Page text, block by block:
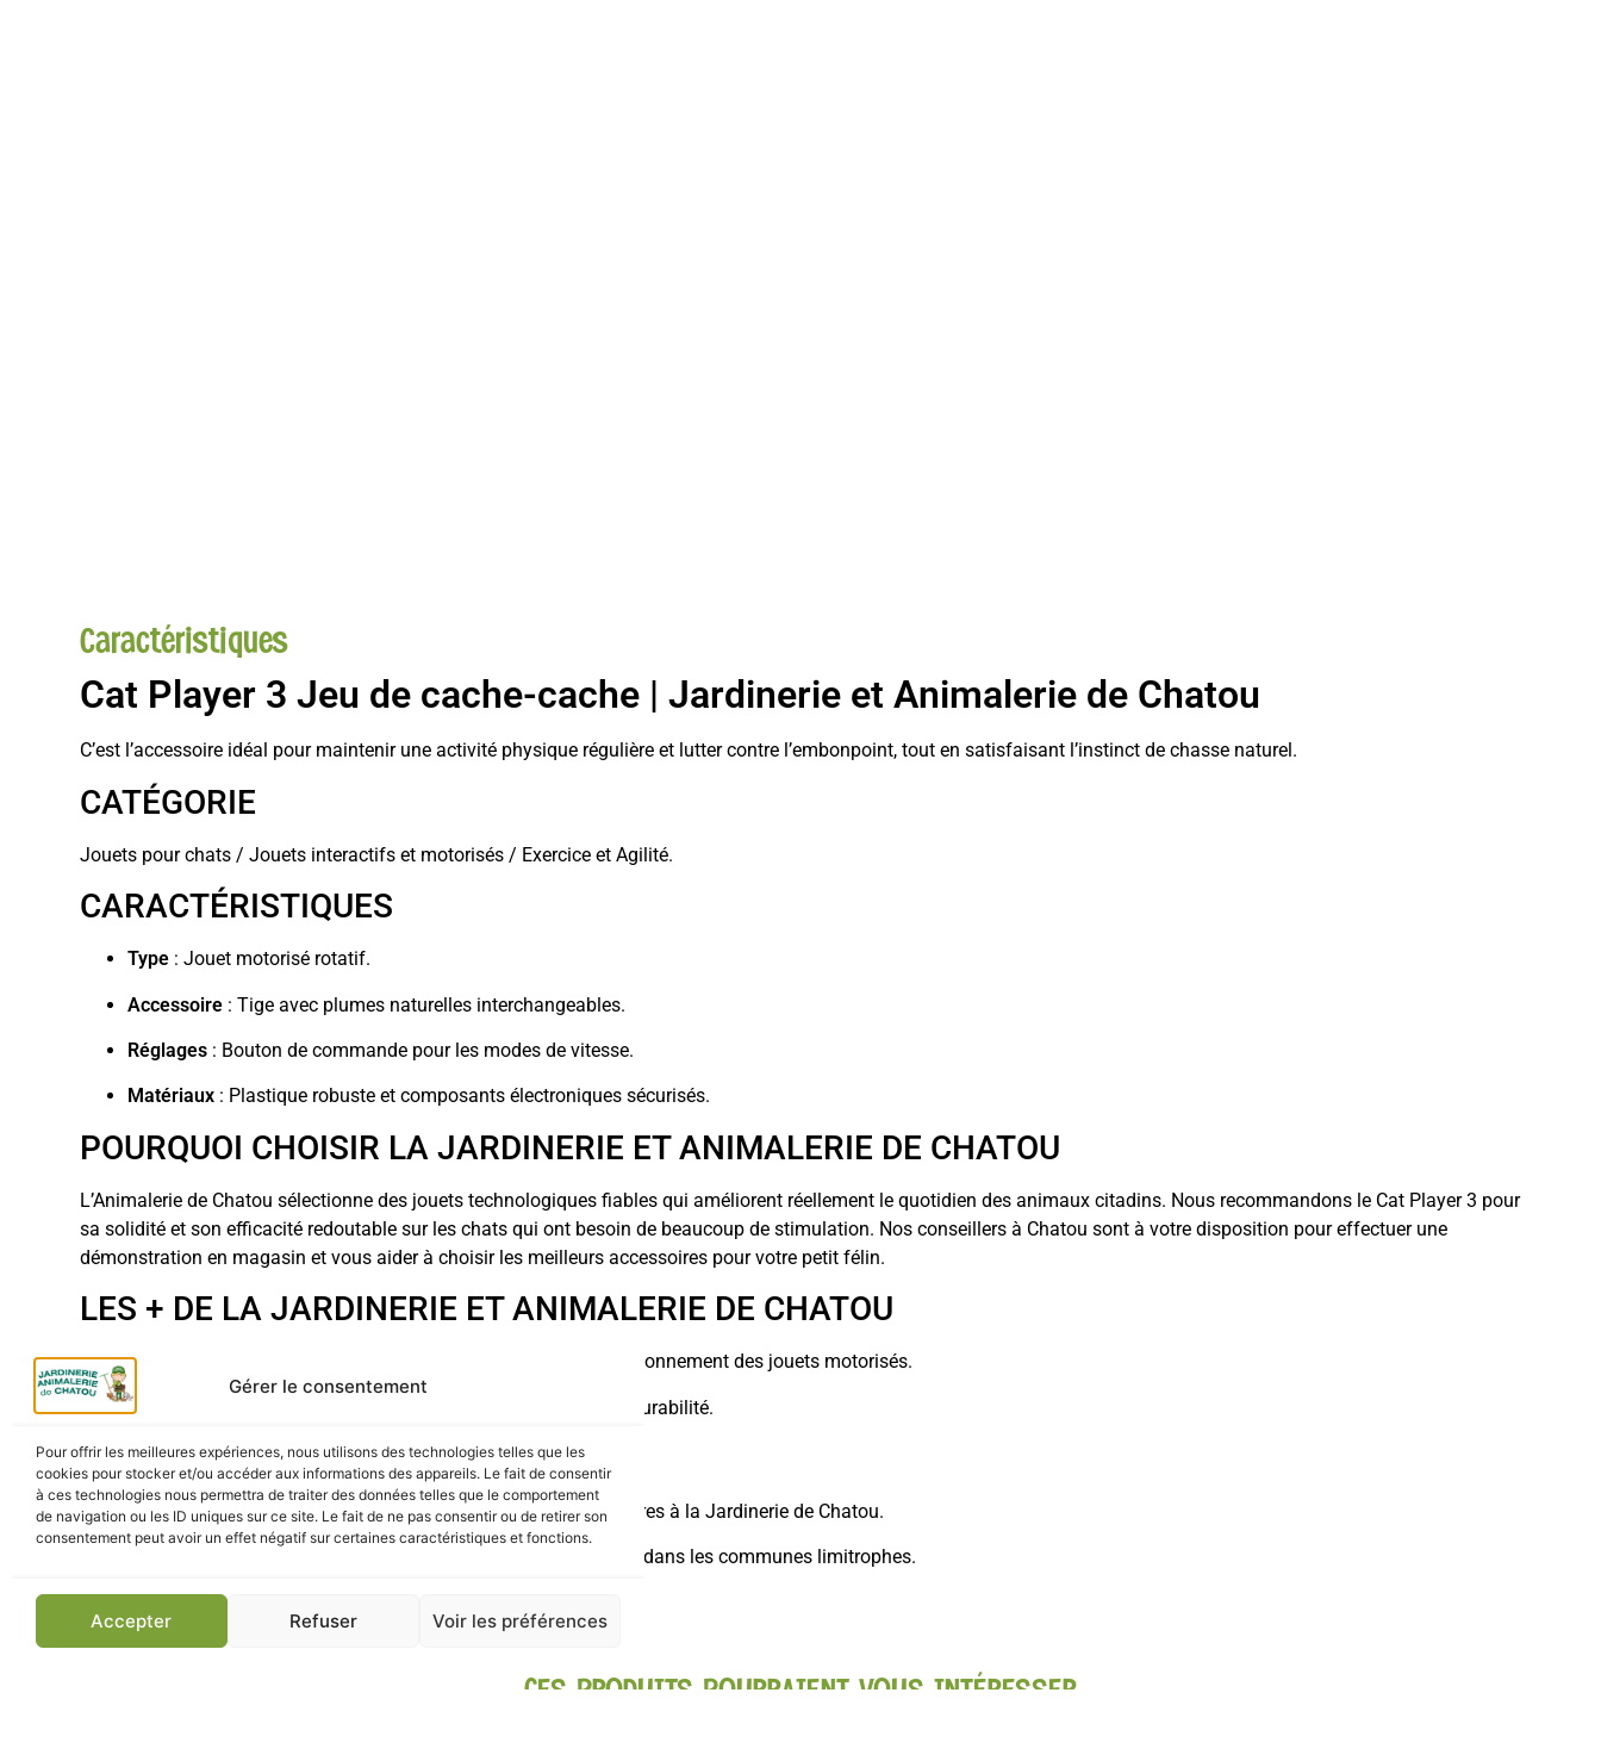
Gérer le consentement
Pour offrir les meilleures expériences, nous utilisons des technologies telles que les
cookies pour stocker et/ou accéder aux informations des appareils. Le fait de consentir
à ces technologies nous permettra de traiter des données telles que le comportement
de navigation ou les ID uniques sur ce site. Le fait de ne pas consentir ou de retirer son
consentement peut avoir un effet négatif sur certaines caractéristiques et fonctions.
Accepter Refuser Voir les préférences
Caractéristiques
Cat Player 3 Jeu de cache-cache | Jardinerie et Animalerie de Chatou
C’est l’accessoire idéal pour maintenir une activité physique régulière et lutter contre l’embonpoint, tout en satisfaisant l’instinct de chasse naturel.
CATÉGORIE
Jouets pour chats / Jouets interactifs et motorisés / Exercice et Agilité.
CARACTÉRISTIQUES
Type : Jouet motorisé rotatif.
Accessoire : Tige avec plumes naturelles interchangeables.
Réglages : Bouton de commande pour les modes de vitesse.
Matériaux : Plastique robuste et composants électroniques sécurisés.
POURQUOI CHOISIR LA JARDINERIE ET ANIMALERIE DE CHATOU
L’Animalerie de Chatou sélectionne des jouets technologiques fiables qui améliorent réellement le quotidien des animaux citadins. Nous recommandons le Cat Player 3 pour
sa solidité et son efficacité redoutable sur les chats qui ont besoin de beaucoup de stimulation. Nos conseillers à Chatou sont à votre disposition pour effectuer une
démonstration en magasin et vous aider à choisir les meilleurs accessoires pour votre petit félin.
LES + DE LA JARDINERIE ET ANIMALERIE DE CHATOU
SAV et Conseil : Une équipe qui connaît parfaitement le fonctionnement des jouets motorisés.
Qualité Garantie : Une sélection de produits testés pour leur durabilité.
LIVRAISON ET RETRAIT
Retrait Click & Collect: Récupérez votre Cat Player 3 en 2 heures à la Jardinerie de Chatou.
: Livraison sécurisée à domicile à Chatou et dans les communes limitrophes.
CES PRODUITS POURRAIENT VOUS INTÉRESSER